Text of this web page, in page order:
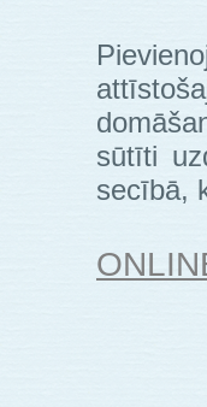
sūtīti
secībā,